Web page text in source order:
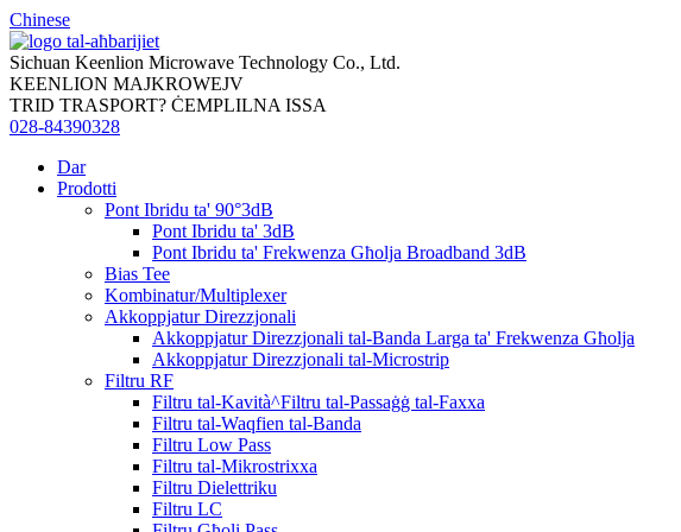
Chinese
Sichuan Keenlion Microwave Technology Co., Ltd.
KEENLION MAJKROWEJV
TRID TRASPORT? ĊEMPLILNA ISSA
028-84390328
Dar
Prodotti
Pont Ibridu ta' 90°3dB
Pont Ibridu ta' 3dB
Pont Ibridu ta' Frekwenza Għolja Broadband 3dB
Bias Tee
Kombinatur/Multiplexer
Akkoppjatur Direzzjonali
Akkoppjatur Direzzjonali tal-Banda Larga ta' Frekwenza Għolja
Akkoppjatur Direzzjonali tal-Microstrip
Filtru RF
Filtru tal-Kavità^Filtru tal-Passaġġ tal-Faxxa
Filtru tal-Waqfien tal-Banda
Filtru Low Pass
Filtru tal-Mikrostrixxa
Filtru Dielettriku
Filtru LC